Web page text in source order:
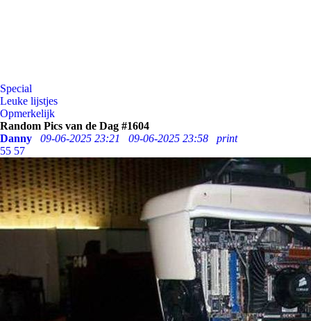
Special
Leuke lijstjes
Opmerkelijk
Random Pics van de Dag #1604
Danny
09-06-2025 23:21 09-06-2025 23:58
print
55 57